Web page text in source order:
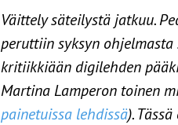
Väittely säteilystä jatkuu.
peruttiin syksyn ohjelmasta
kritiikkiään digilehden
Martina Lamperon toinen
painetuissa lehdissä).